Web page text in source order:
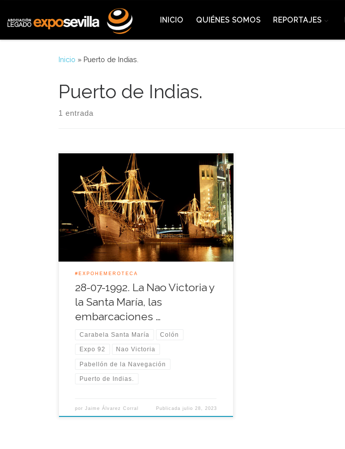
INICIO QUIÉNES SOMOS REPORTAJES
Inicio » Puerto de Indias.
Puerto de Indias.
1 entrada
La Nao Victoria y la carabela Santa María fueron las
más visitadas por el público en el Puerto de Indias
del recinto de la Expo’92. En total hasta final de
Julio de aquel año, las cuatro embarcaciones que
permanecieron durante los meses de la Expo allí
ancladas recibieron una media […]
#EXPOHEMEROTECA
28-07-1992. La Nao Victoria y
la Santa María, las
embarcaciones …
Carabela Santa María Colón
Expo 92 Nao Victoria
Pabellón de la Navegación
Puerto de Indias.
porJaime Álvarez Corral Publicada julio 28, 2023